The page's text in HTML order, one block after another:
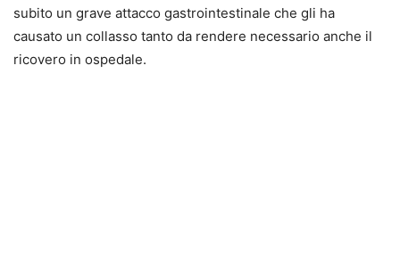
subito un grave attacco gastrointestinale che gli ha
causato un collasso tanto da rendere necessario anche il
ricovero in ospedale.